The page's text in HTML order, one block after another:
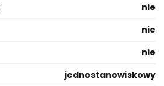
nie
nie
nie
jednostanowiskowy